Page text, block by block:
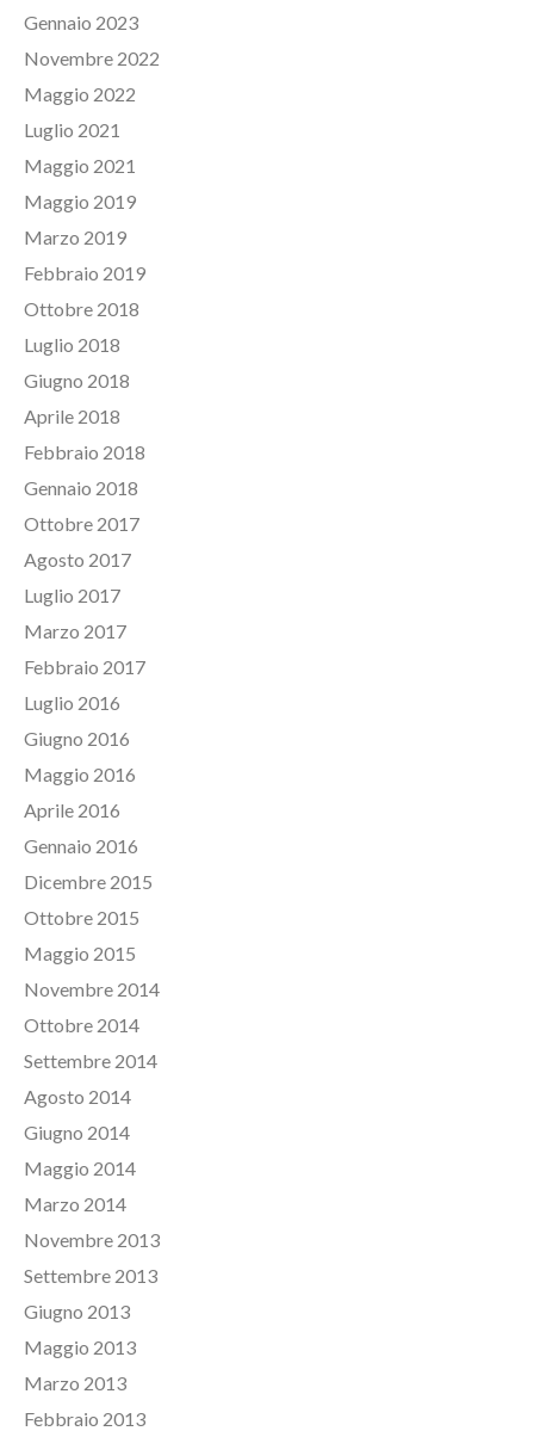
Gennaio 2023
Novembre 2022
Maggio 2022
Luglio 2021
Maggio 2021
Maggio 2019
Marzo 2019
Febbraio 2019
Ottobre 2018
Luglio 2018
Giugno 2018
Aprile 2018
Febbraio 2018
Gennaio 2018
Ottobre 2017
Agosto 2017
Luglio 2017
Marzo 2017
Febbraio 2017
Luglio 2016
Giugno 2016
Maggio 2016
Aprile 2016
Gennaio 2016
Dicembre 2015
Ottobre 2015
Maggio 2015
Novembre 2014
Ottobre 2014
Settembre 2014
Agosto 2014
Giugno 2014
Maggio 2014
Marzo 2014
Novembre 2013
Settembre 2013
Giugno 2013
Maggio 2013
Marzo 2013
Febbraio 2013